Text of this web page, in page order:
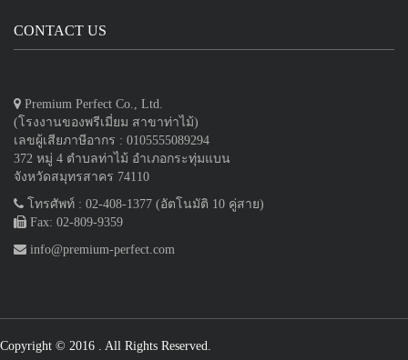
CONTACT US
Premium Perfect Co., Ltd.
(โรงงานของพรีเมี่ยม สาขาท่าไม้)
เลขผู้เสียภาษีอากร : 0105555089294
372 หมู่ 4 ตำบลท่าไม้ อำเภอกระทุ่มแบน
จังหวัดสมุทรสาคร 74110
โทรศัพท์ : 02-408-1377 (อัตโนมัติ 10 คู่สาย)
Fax: 02-809-9359
info@premium-perfect.com
Copyright © 2016 . All Rights Reserved.